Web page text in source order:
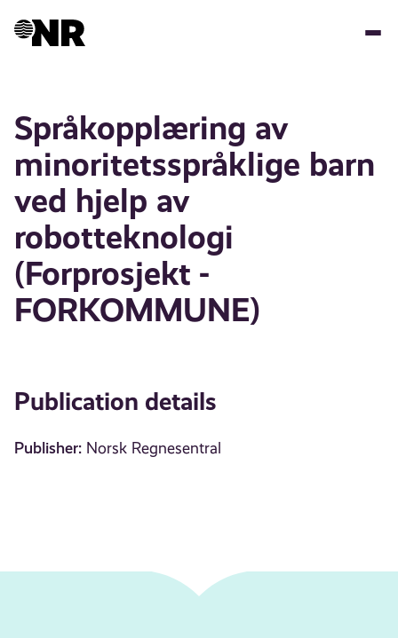
Språkopplæring av
minoritetsspråklige barn
ved hjelp av
robotteknologi
(Forprosjekt -
FORKOMMUNE)
Publication details
Publisher: Norsk Regnesentral